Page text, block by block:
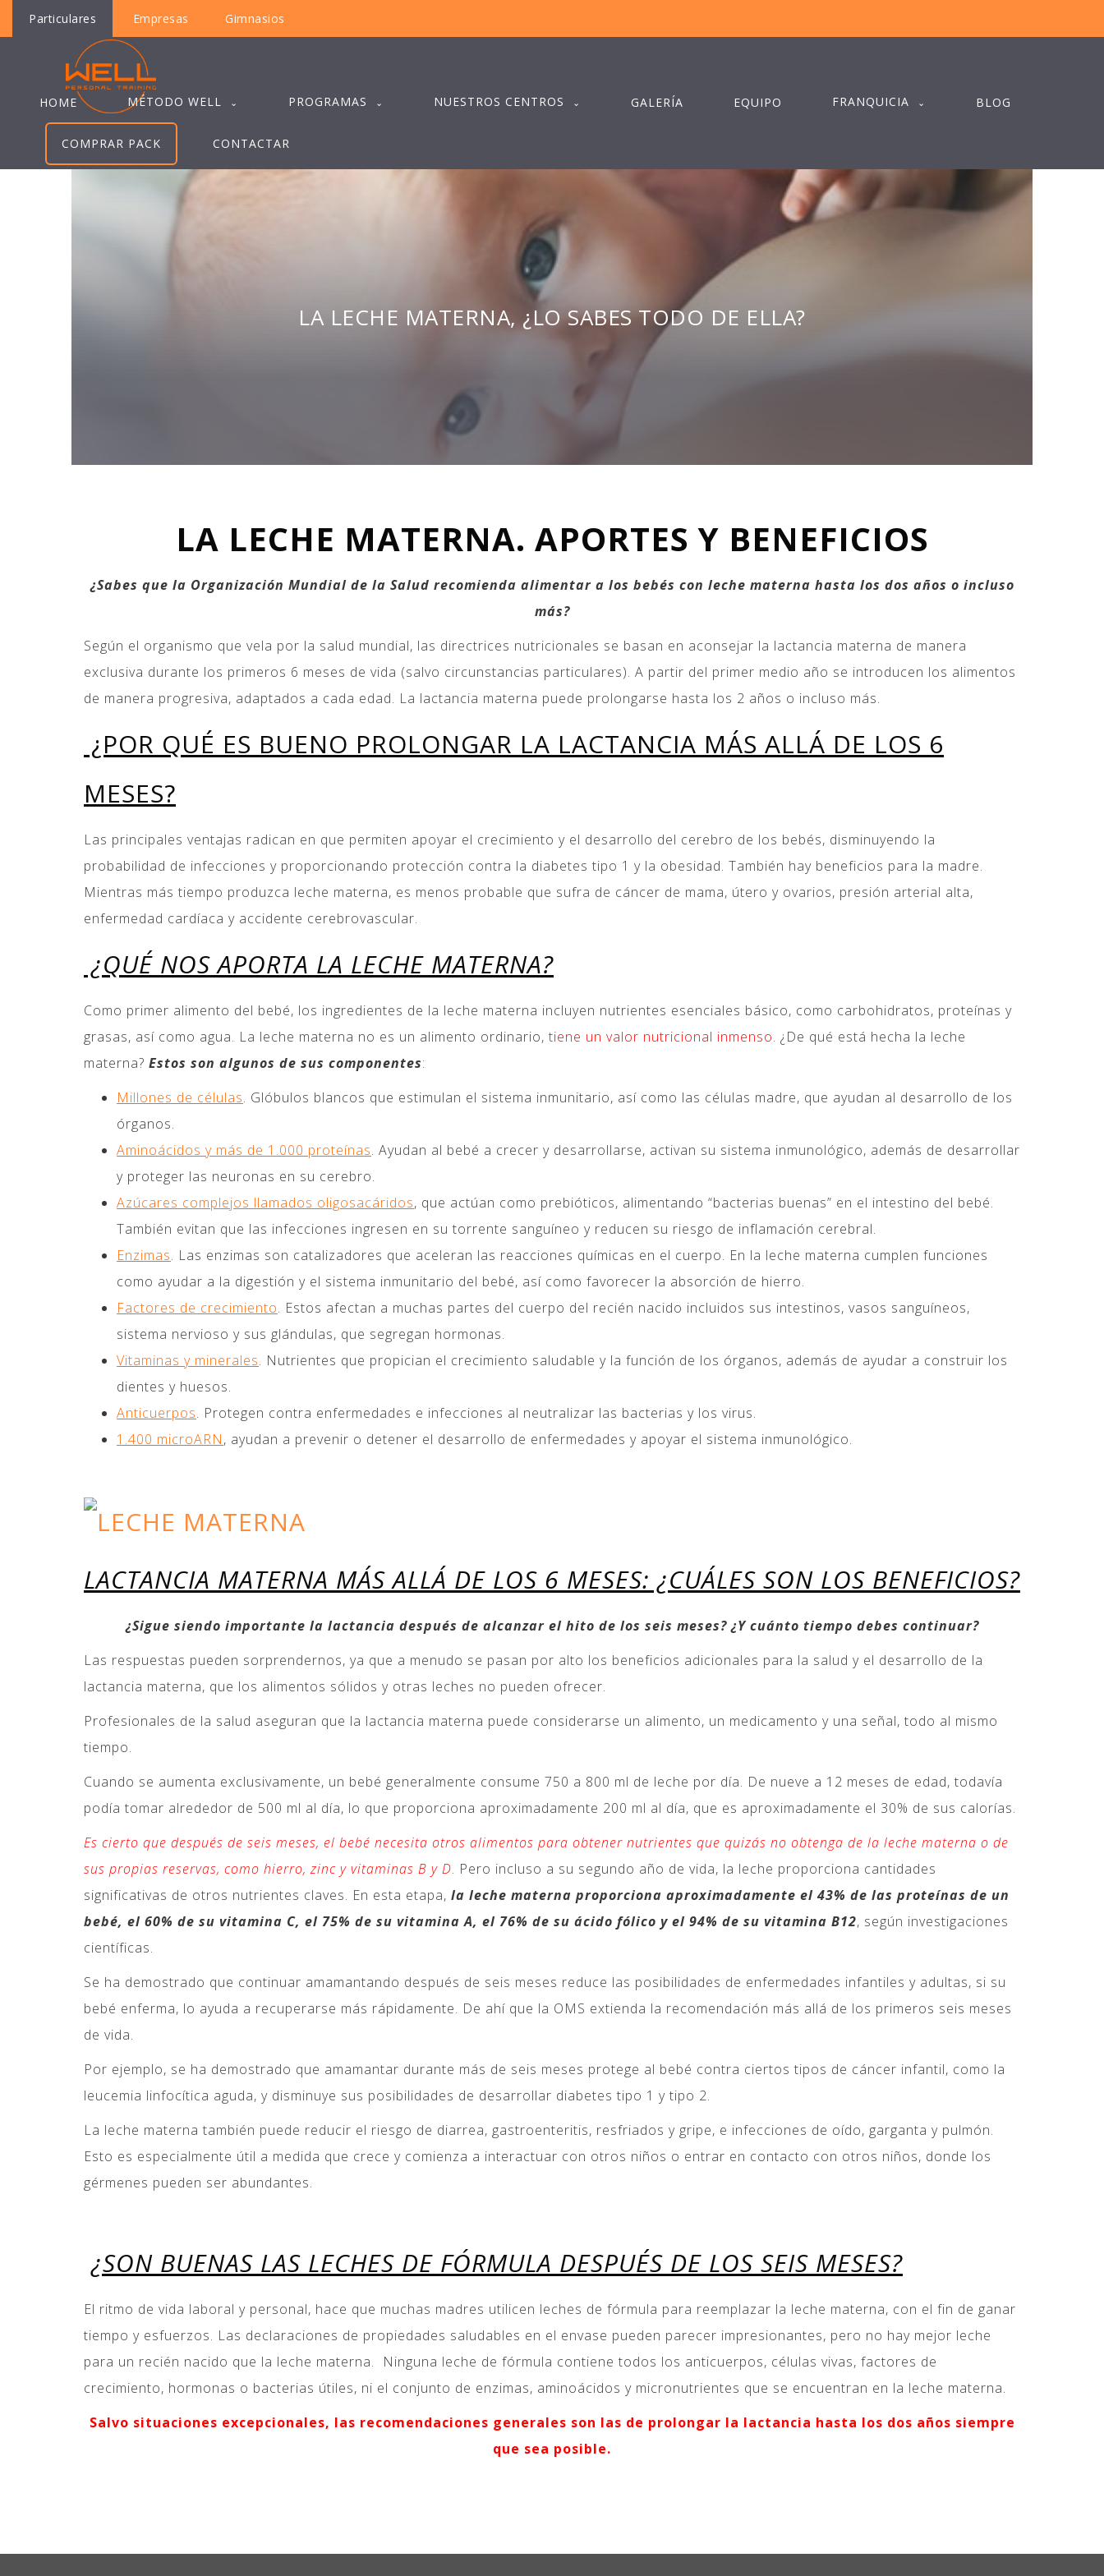
Particulares Empresas Gimnasios
HOME MÉTODO WELL PROGRAMAS NUESTROS CENTROS GALERÍA EQUIPO FRANQUICIA BLOG
COMPRAR PACK CONTACTAR
LA LECHE MATERNA, ¿LO SABES TODO DE ELLA?
LA LECHE MATERNA. APORTES Y BENEFICIOS
¿Sabes que la Organización Mundial de la Salud recomienda alimentar a los bebés con leche materna hasta los dos años o incluso
más?
Según el organismo que vela por la salud mundial, las directrices nutricionales se basan en aconsejar la lactancia materna de manera
exclusiva durante los primeros 6 meses de vida (salvo circunstancias particulares). A partir del primer medio año se introducen los alimentos
de manera progresiva, adaptados a cada edad. La lactancia materna puede prolongarse hasta los 2 años o incluso más.
¿POR QUÉ ES BUENO PROLONGAR LA LACTANCIA MÁS ALLÁ DE LOS 6
MESES?
Las principales ventajas radican en que permiten apoyar el crecimiento y el desarrollo del cerebro de los bebés, disminuyendo la
probabilidad de infecciones y proporcionando protección contra la diabetes tipo 1 y la obesidad. También hay beneficios para la madre.
Mientras más tiempo produzca leche materna, es menos probable que sufra de cáncer de mama, útero y ovarios, presión arterial alta,
enfermedad cardíaca y accidente cerebrovascular.
¿QUÉ NOS APORTA LA LECHE MATERNA?
Como primer alimento del bebé, los ingredientes de la leche materna incluyen nutrientes esenciales básico, como carbohidratos, proteínas y
grasas, así como agua. La leche materna no es un alimento ordinario,tiene un valor nutricional inmenso. ¿De qué está hecha la leche
materna? Estos son algunos de sus componentes:
Millones de células. Glóbulos blancos que estimulan el sistema inmunitario, así como las células madre, que ayudan al desarrollo de los
órganos.
Aminoácidos y más de 1.000 proteínas. Ayudan al bebé a crecer y desarrollarse, activan su sistema inmunológico, además de desarrollar
y proteger las neuronas en su cerebro.
Azúcares complejos llamados oligosacáridos, que actúan como prebióticos, alimentando “bacterias buenas” en el intestino del bebé.
También evitan que las infecciones ingresen en su torrente sanguíneo y reducen su riesgo de inflamación cerebral.
Enzimas. Las enzimas son catalizadores que aceleran las reacciones químicas en el cuerpo. En la leche materna cumplen funciones
como ayudar a la digestión y el sistema inmunitario del bebé, así como favorecer la absorción de hierro.
Factores de crecimiento. Estos afectan a muchas partes del cuerpo del recién nacido incluidos sus intestinos, vasos sanguíneos,
sistema nervioso y sus glándulas, que segregan hormonas.
Vitaminas y minerales. Nutrientes que propician el crecimiento saludable y la función de los órganos, además de ayudar a construir los
dientes y huesos.
Anticuerpos. Protegen contra enfermedades e infecciones al neutralizar las bacterias y los virus.
1.400 microARN, ayudan a prevenir o detener el desarrollo de enfermedades y apoyar el sistema inmunológico.
LACTANCIA MATERNA MÁS ALLÁ DE LOS 6 MESES: ¿CUÁLES SON LOS BENEFICIOS?
¿Sigue siendo importante la lactancia después de alcanzar el hito de los seis meses? ¿Y cuánto tiempo debes continuar?
Las respuestas pueden sorprendernos, ya que a menudo se pasan por alto los beneficios adicionales para la salud y el desarrollo de la
lactancia materna, que los alimentos sólidos y otras leches no pueden ofrecer.
Profesionales de la salud aseguran que la lactancia materna puede considerarse un alimento, un medicamento y una señal, todo al mismo
tiempo.
Cuando se aumenta exclusivamente, un bebé generalmente consume 750 a 800 ml de leche por día. De nueve a 12 meses de edad, todavía
podía tomar alrededor de 500 ml al día, lo que proporciona aproximadamente 200 ml al día, que es aproximadamente el 30% de sus calorías.
Es cierto que después de seis meses, el bebé necesita otros alimentos para obtener nutrientes que quizás no obtenga de la leche materna o de
sus propias reservas, como hierro, zinc y vitaminas B y D. Pero incluso a su segundo año de vida, la leche proporciona cantidades
significativas de otros nutrientes claves. En esta etapa, la leche materna proporciona aproximadamente el 43% de las proteínas de un
bebé, el 60% de su vitamina C, el 75% de su vitamina A, el 76% de su ácido fólico y el 94% de su vitamina B12, según investigaciones
científicas.
Se ha demostrado que continuar amamantando después de seis meses reduce las posibilidades de enfermedades infantiles y adultas, si su
bebé enferma, lo ayuda a recuperarse más rápidamente. De ahí que la OMS extienda la recomendación más allá de los primeros seis meses
de vida.
Por ejemplo, se ha demostrado que amamantar durante más de seis meses protege al bebé contra ciertos tipos de cáncer infantil, como la
leucemia linfocítica aguda, y disminuye sus posibilidades de desarrollar diabetes tipo 1 y tipo 2.
La leche materna también puede reducir el riesgo de diarrea, gastroenteritis, resfriados y gripe, e infecciones de oído, garganta y pulmón.
Esto es especialmente útil a medida que crece y comienza a interactuar con otros niños o entrar en contacto con otros niños, donde los
gérmenes pueden ser abundantes.
¿SON BUENAS LAS LECHES DE FÓRMULA DESPUÉS DE LOS SEIS MESES?
El ritmo de vida laboral y personal, hace que muchas madres utilicen leches de fórmula para reemplazar la leche materna, con el fin de ganar
tiempo y esfuerzos. Las declaraciones de propiedades saludables en el envase pueden parecer impresionantes, pero no hay mejor leche
para un recién nacido que la leche materna. Ninguna leche de fórmula contiene todos los anticuerpos, células vivas, factores de
crecimiento, hormonas o bacterias útiles, ni el conjunto de enzimas, aminoácidos y micronutrientes que se encuentran en la leche materna.
Salvo situaciones excepcionales, las recomendaciones generales son las de prolongar la lactancia hasta los dos años siempre
que sea posible.